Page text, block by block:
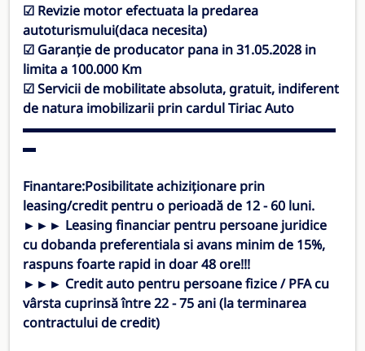
☑ Revizie motor efectuata la predarea
autoturismului(daca necesita)
☑ Garanție de producator pana in 31.05.2028 in
limita a 100.000 Km
☑ Servicii de mobilitate absoluta, gratuit, indiferent
de natura imobilizarii prin cardul Tiriac Auto
▬▬▬▬▬▬▬▬▬▬▬▬▬▬▬▬▬▬▬▬▬▬▬▬
▬
Finantare:Posibilitate achiziționare prin
leasing/credit pentru o perioadă de 12 - 60 luni.
►►► Leasing financiar pentru persoane juridice
cu dobanda preferentiala si avans minim de 15%,
raspuns foarte rapid in doar 48 ore!!!
►►► Credit auto pentru persoane fizice / PFA cu
vârsta cuprinsă între 22 - 75 ani (la terminarea
contractului de credit)